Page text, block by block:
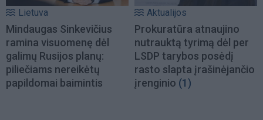
Lietuva
Mindaugas Sinkevičius
ramina visuomenę dėl
galimų Rusijos planų:
piliečiams nereikėtų
papildomai baimintis
Aktualijos
Prokuratūra atnaujino
nutrauktą tyrimą dėl per
LSDP tarybos posėdį
rasto slapta įrašinėjančio
įrenginio (1)